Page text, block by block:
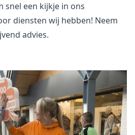
snel een kijkje in ons
diensten wij hebben! Neem
advies.